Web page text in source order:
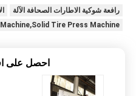
رافعة شوكية الاطارات الصحافة الآلة
Tire Press Machine
احصل على